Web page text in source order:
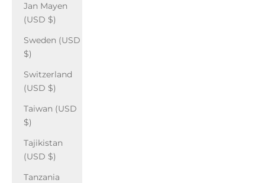
Jan Mayen
(USD $)
Sweden (USD
$)
Switzerland
(USD $)
Taiwan (USD
$)
Tajikistan
(USD $)
Tanzania